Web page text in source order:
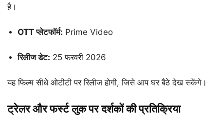
है।
OTT प्लेटफॉर्म: Prime Video
रिलीज डेट: 25 फरवरी 2026
यह फिल्म सीधे ओटीटी पर रिलीज होगी, जिसे आप घर बैठे देख सकेंगे।
ट्रेलर और फर्स्ट लुक पर दर्शकों की प्रतिक्रिया